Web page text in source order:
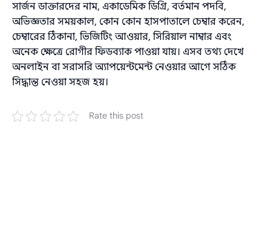
সার্জন ডাক্তারদের নাম, একাডেমিক ডিগ্রি, বর্তমান পদবি,
অভিজ্ঞতার সময়কাল, কোন কোন হাসপাতালে চেম্বার করেন,
চেম্বারের ঠিকানা, ভিজিটিং আওয়ার, সিরিয়াল নাম্বার এবং
অনেক ক্ষেত্রে রোগীর ফিডব্যাক পাওয়া যায়। এসব তথ্য দেখে
অনলাইন বা সরাসরি অ্যাপয়েন্টমেন্ট নেওয়ার আগে সঠিক
সিদ্ধান্ত নেওয়া সহজ হয়।
Rate this post